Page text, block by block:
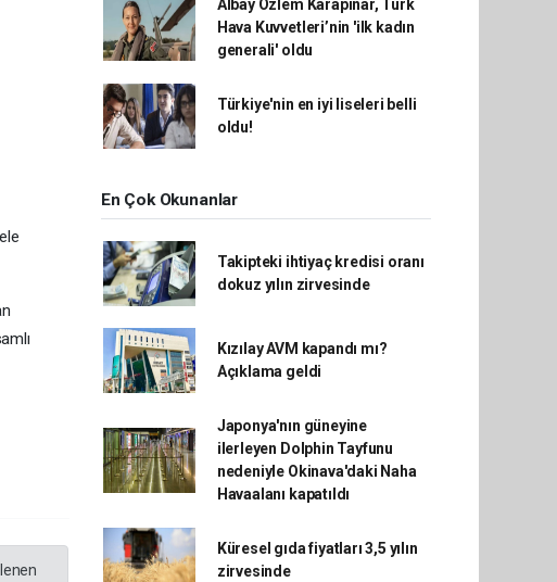
Albay Özlem Karapınar, Türk
Hava Kuvvetleri’nin 'ilk kadın
generali' oldu
Türkiye'nin en iyi liseleri belli
oldu!
En Çok Okunanlar
Takipteki ihtiyaç kredisi oranı
dokuz yılın zirvesinde
Kızılay AVM kapandı mı?
Açıklama geldi
Japonya'nın güneyine
ilerleyen Dolphin Tayfunu
nedeniyle Okinava'daki Naha
Havaalanı kapatıldı
Küresel gıda fiyatları 3,5 yılın
zirvesinde